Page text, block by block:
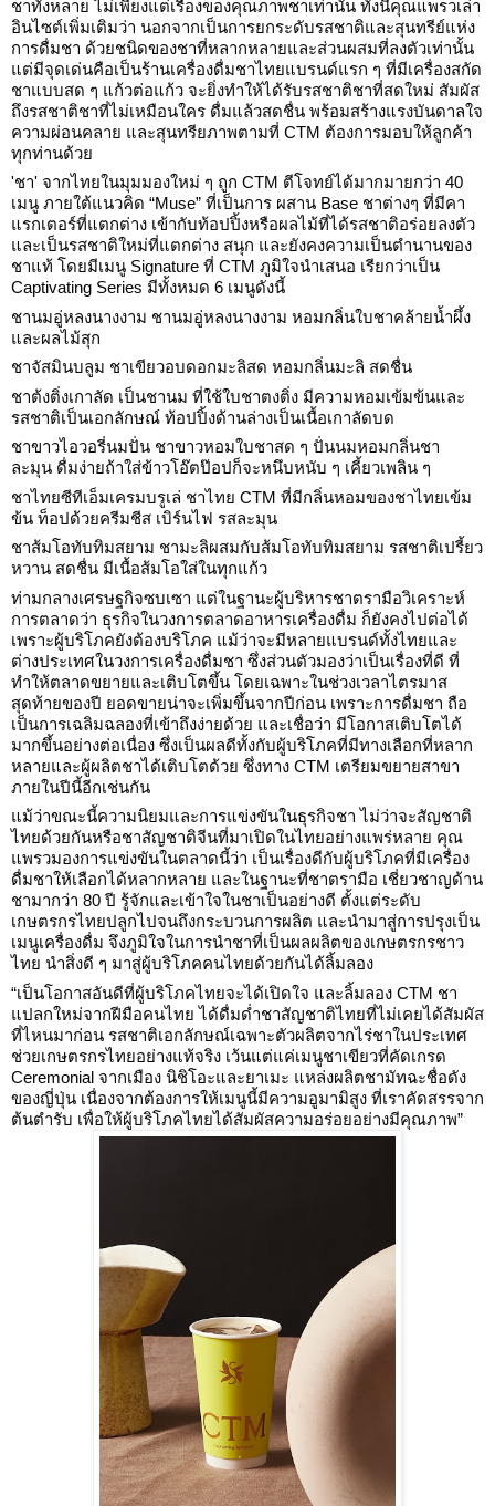
ชาทั้งหลาย ไม่เพียงแต่เรื่องของคุณภาพชาเท่านั้น ทั้งนี้คุณแพรวเล่า
อินไซต์เพิ่มเติมว่า นอกจากเป็นการยกระดับรสชาติและสุนทรีย์แห่ง
การดื่มชา ด้วยชนิดของชาที่หลากหลายและส่วนผสมที่ลงตัวเท่านั้น
แต่มีจุดเด่นคือเป็นร้านเครื่องดื่มชาไทยแบรนด์แรก ๆ ที่มีเครื่องสกัด
ชาแบบสด ๆ แก้วต่อแก้ว จะยิ่งทำให้ได้รับรสชาติชาที่สดใหม่ สัมผัส
ถึงรสชาติชาที่ไม่เหมือนใคร ดื่มแล้วสดชื่น พร้อมสร้างแรงบันดาลใจ
ความผ่อนคลาย และสุนทรียภาพตามที่ CTM ต้องการมอบให้ลูกค้า
ทุกท่านด้วย
'ชา' จากไทยในมุมมองใหม่ ๆ ถูก CTM ตีโจทย์ได้มากมายกว่า 40
เมนู ภายใต้แนวคิด “Muse” ที่เป็นการ ผสาน Base ชาต่างๆ ที่มีคา
แรกเตอร์ที่แตกต่าง เข้ากับท้อปปิ้งหรือผลไม้ที่ได้รสชาติอร่อยลงตัว
และเป็นรสชาติใหม่ที่แตกต่าง สนุก และยังคงความเป็นตำนานของ
ชาแท้ โดยมีเมนู Signature ที่ CTM ภูมิใจนำเสนอ เรียกว่าเป็น
Captivating Series มีทั้งหมด 6 เมนูดังนี้
ชานมอู่หลงนางงาม ชานมอู่หลงนางงาม หอมกลิ่นใบชาคล้ายน้ำผึ้ง
และผลไม้สุก
ชาจัสมินบลูม ชาเขียวอบดอกมะลิสด หอมกลิ่นมะลิ สดชื่น
ชาต้งติ่งเกาลัด เป็นชานม ที่ใช้ใบชาตงติ่ง มีความหอมเข้มข้นและ
รสชาติเป็นเอกลักษณ์ ท้อปปิ้งด้านล่างเป็นเนื้อเกาลัดบด
ชาขาวไอวอรี่นมปั่น ชาขาวหอมใบชาสด ๆ ปั่นนมหอมกลิ่นชา
ละมุน ดื่มง่ายถ้าใส่ข้าวโอ๊ตป๊อปก็จะหนึบหนับ ๆ เคี้ยวเพลิน ๆ
ชาไทยซีทีเอ็มเครมบรูเล่ ชาไทย CTM ที่มีกลิ่นหอมของชาไทยเข้ม
ข้น ท็อปด้วยครีมชีส เบิร์นไฟ รสละมุน
ชาส้มโอทับทิมสยาม ชามะลิผสมกับส้มโอทับทิมสยาม รสชาติเปรี้ยว
หวาน สดชื่น มีเนื้อส้มโอใส่ในทุกแก้ว
ท่ามกลางเศรษฐกิจซบเซา แต่ในฐานะผู้บริหารชาตรามือวิเคราะห์
การตลาดว่า ธุรกิจในวงการตลาดอาหารเครื่องดื่ม ก็ยังคงไปต่อได้
เพราะผู้บริโภคยังต้องบริโภค แม้ว่าจะมีหลายแบรนด์ทั้งไทยและ
ต่างประเทศในวงการเครื่องดื่มชา ซึ่งส่วนตัวมองว่าเป็นเรื่องที่ดี ที่
ทำให้ตลาดขยายและเติบโตขึ้น โดยเฉพาะในช่วงเวลาไตรมาส
สุดท้ายของปี ยอดขายน่าจะเพิ่มขึ้นจากปีก่อน เพราะการดื่มชา ถือ
เป็นการเฉลิมฉลองที่เข้าถึงง่ายด้วย และเชื่อว่า มีโอกาสเติบโตได้
มากขึ้นอย่างต่อเนื่อง ซึ่งเป็นผลดีทั้งกับผู้บริโภคที่มีทางเลือกที่หลาก
หลายและผู้ผลิตชาได้เติบโตด้วย ซึ่งทาง CTM เตรียมขยายสาขา
ภายในปีนี้อีกเช่นกัน
แม้ว่าขณะนี้ความนิยมและการแข่งขันในธุรกิจชา ไม่ว่าจะสัญชาติ
ไทยด้วยกันหรือชาสัญชาติจีนที่มาเปิดในไทยอย่างแพร่หลาย คุณ
แพรวมองการแข่งขันในตลาดนี้ว่า เป็นเรื่องดีกับผู้บริโภคที่มีเครื่อง
ดื่มชาให้เลือกได้หลากหลาย และในฐานะที่ชาตรามือ เชี่ยวชาญด้าน
ชามากว่า 80 ปี รู้จักและเข้าใจในชาเป็นอย่างดี ตั้งแต่ระดับ
เกษตรกรไทยปลูกไปจนถึงกระบวนการผลิต และนำมาสู่การปรุงเป็น
เมนูเครื่องดื่ม จึงภูมิใจในการนำชาที่เป็นผลผลิตของเกษตรกรชาว
ไทย นำสิ่งดี ๆ มาสู่ผู้บริโภคคนไทยด้วยกันได้ลิ้มลอง
“เป็นโอกาสอันดีที่ผู้บริโภคไทยจะได้เปิดใจ และลิ้มลอง CTM ชา
แปลกใหม่จากฝีมือคนไทย ได้ดื่มด่ำชาสัญชาติไทยที่ไม่เคยได้สัมผัส
ที่ไหนมาก่อน รสชาติเอกลักษณ์เฉพาะตัวผลิตจากไร่ชาในประเทศ
ช่วยเกษตรกรไทยอย่างแท้จริง เว้นแต่แค่เมนูชาเขียวที่คัดเกรด
Ceremonial จากเมือง นิชิโอะและยาเมะ แหล่งผลิตชามัทฉะชื่อดัง
ของญี่ปุ่น เนื่องจากต้องการให้เมนูนี้มีความอูมามิสูง ที่เราคัดสรรจาก
ต้นตำรับ เพื่อให้ผู้บริโภคไทยได้สัมผัสความอร่อยอย่างมีคุณภาพ”